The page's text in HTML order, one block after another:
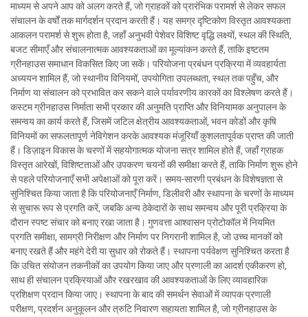
माध्यम से अपने आप को अलग करते हैं, जो ग्राहकों को प्रारंभिक परामर्श से लेकर सफल
संचालन के वर्षों तक मार्गदर्शन प्रदान करती हैं। यह समग्र दृष्टिकोण विस्तृत आवश्यकता
आकलन परामर्श से शुरू होता है, जहाँ अनुभवी पेशेवर विशिष्ट वृद्धि लक्ष्यों, स्थल की स्थिति,
बजट सीमाएँ और संचालनात्मक आवश्यकताओं का मूल्यांकन करते हैं, ताकि इष्टतम
ग्रीनहाउस समाधान विकसित किए जा सकें। परियोजना प्रबंधन प्रक्रिया में व्यवहार्यता
अध्ययन शामिल हैं, जो स्थानीय विनियमों, उपयोगिता उपलब्धता, स्थल तक पहुँच, और
निर्माण या संचालन को प्रभावित कर सकने वाले पर्यावरणीय कारकों का विश्लेषण करते हैं।
कस्टम ग्रीनहाउस निर्माता सभी प्रकार की अनुमति प्राप्ति और विनियामक अनुपालन के
समन्वय का कार्य करते हैं, जिसमें जटिल क्षेत्रीय आवश्यकताओं, भवन कोडों और कृषि
विनियमों का सफलतापूर्ण नेविगेशन करके आवश्यक मंजूरियाँ कुशलतापूर्वक प्राप्त की जाती
हैं। डिज़ाइन विकास के चरणों में सहयोगात्मक योजना सत्र शामिल होते हैं, जहाँ ग्राहक
विस्तृत आरेखों, विशिष्टताओं और उपकरण चयनों की समीक्षा करते हैं, ताकि निर्माण शुरू होने
से पहले परियोजनाएँ सभी अपेक्षाओं को पूरा करें। समय-सारणी प्रबंधन के विशेषज्ञता से
सुनिश्चित किया जाता है कि परियोजनाएँ निर्माण, डिलीवरी और स्थापना के चरणों के माध्यम
से सुचारू रूप से प्रगति करें, जबकि अन्य ठेकेदारों के साथ समन्वय और पूरी प्रक्रिया के
दौरान स्पष्ट संचार को बनाए रखा जाता है। गुणवत्ता आश्वासन प्रोटोकॉल में नियमित
प्रगति समीक्षा, सामग्री निरीक्षण और निर्माण पर निगरानी शामिल है, जो उच्च मानकों को
बनाए रखते हैं और महंगे देरी या सुधार को रोकते हैं। स्थापना पर्यवेक्षण सुनिश्चित करता है
कि उचित संयोजन तकनीकों का उपयोग किया जाए और प्रणाली का आदर्श एकीकरण हो,
साथ ही संचालन प्रक्रियाओं और रखरखाव की आवश्यकताओं के लिए व्यावहारिक
प्रशिक्षण प्रदान किया जाए। स्थापना के बाद की समर्थन सेवाओं में व्यापक प्रणाली
परीक्षण, प्रदर्शन अनुकूलन और त्रुटि निवारण सहायता शामिल है, जो ग्रीनहाउस के